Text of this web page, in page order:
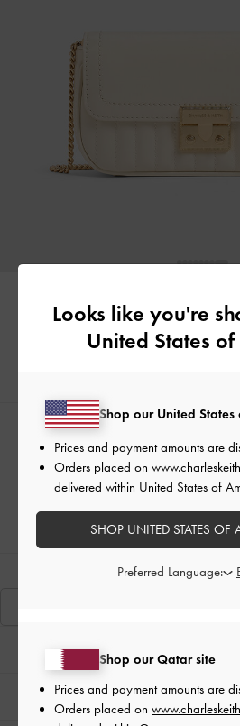
غير متوفر حاليًا دليل المقاسات
العناية
Looks like you're
United States
Shop our Qatar site
Prices and payment amounts are
Orders placed on
Shop our United
Prices and payment amounts are
Orders placed on
delivered within United States of
SHOP UNITED STATES OF
Preferred Language: